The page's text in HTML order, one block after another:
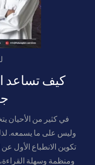
كيف تساعد
في كثير من الأحيان
وليس على ما يسمعه.
تكوين الانطباع الأول
ومنظمة وسهلة